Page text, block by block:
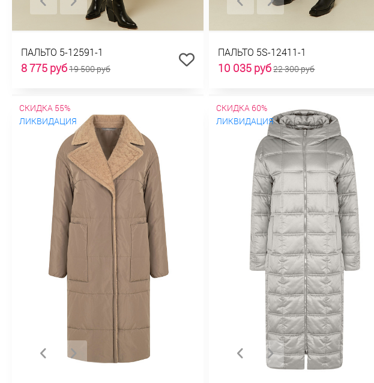
ПАЛЬТО 5-12591-1
8 775 руб19 500 руб
ПАЛЬТО 5S-12411-1
10 035 руб22 300 руб
СКИДКА 55%
ЛИКВИДАЦИЯ
СКИДКА 60%
ЛИКВИДАЦИЯ